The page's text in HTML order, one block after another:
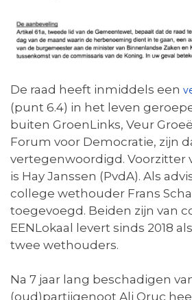
De raad heeft inmiddels een
(punt 6.4) in het leven
buiten GroenLinks, Veur
Forum voor Democratie, zijn
vertegenwoordigd. Voorzitter
is Hay Janssen (PvdA). Als
college wethouder Frans
toegevoegd. Beiden zijn van
EENLokaal levert sinds 2018
twee wethouders.
Na 7 jaar lang beschadigen
(oud)partijgenoot Ali Oruç